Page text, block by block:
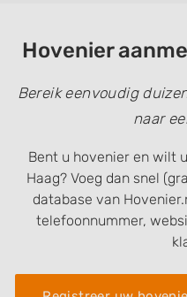
Hovenier
Bereik eenvoudig
naar
Bent u hovenier en wilt
Haag? Voeg dan snel
database van
telefoonnummer,